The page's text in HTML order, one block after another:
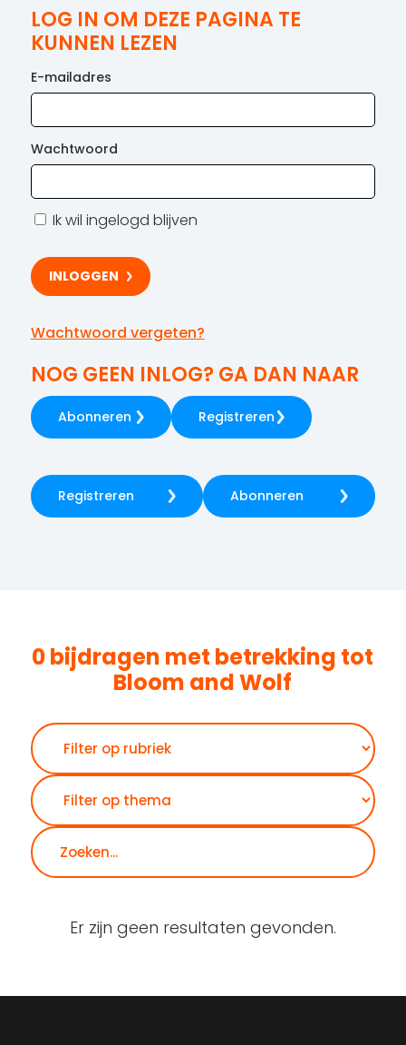
LOG IN OM DEZE PAGINA TE
KUNNEN LEZEN
E-mailadres
Wachtwoord
Ik wil ingelogd blijven
Wachtwoord vergeten?
NOG GEEN INLOG? GA DAN NAAR
Abonneren Registreren
Registreren Abonneren
0 bijdragen met betrekking tot
Bloom and Wolf
Er zijn geen resultaten gevonden.